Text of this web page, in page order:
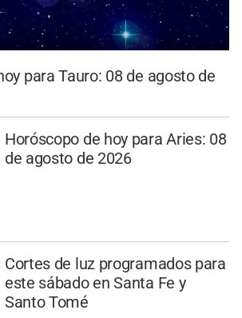
para Tauro: 08 de agosto de
Horóscopo de hoy para Aries: 08
de agosto de 2026
Cortes de luz programados para
este sábado en Santa Fe y
Santo Tomé